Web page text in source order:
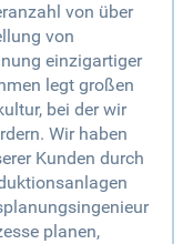
von über
von
einzigartiger
legt großen
bei der wir
Wir haben
Kunden durch
planen,